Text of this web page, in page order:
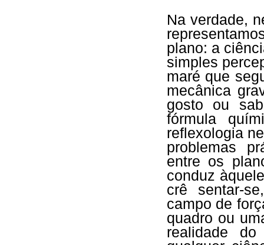
Na verdade,
plano: a
simples
maré que
mecânica
gosto ou
fórmula
reflexologia
problemas
entre os
conduz
crê sentar-
campo de
quadro ou
realidade